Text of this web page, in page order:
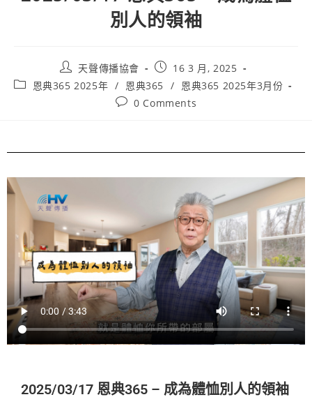
別人的領袖
天聲傳播協會
16 3 月, 2025
恩典365 2025年 / 恩典365 /
恩典365 2025年3月份
0 Comments
2025/03/17 恩典365 – 成為體恤別人的領袖